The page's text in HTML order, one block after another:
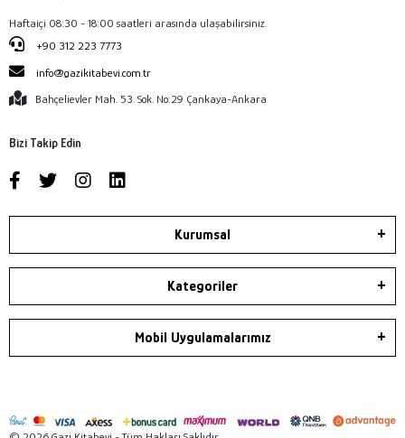
Haftaiçi 08:30 - 18:00 saatleri arasında ulaşabilirsiniz.
+90 312 223 7773
info@gazikitabevi.com.tr
Bahçelievler Mah. 53. Sok. No:29 Çankaya-Ankara
Bizi Takip Edin
Kurumsal
Kategoriler
Mobil Uygulamalarımız